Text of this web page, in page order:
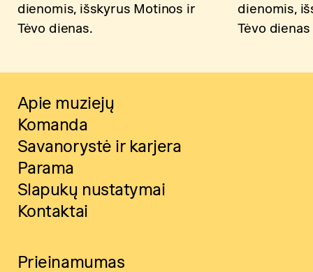
dienomis, išskyrus Motinos ir
Tėvo dienas.
dienomis,
Tėvo dienas
Apie muziejų
Komanda
Savanorystė ir karjera
Parama
Slapukų nustatymai
Kontaktai
Prieinamumas